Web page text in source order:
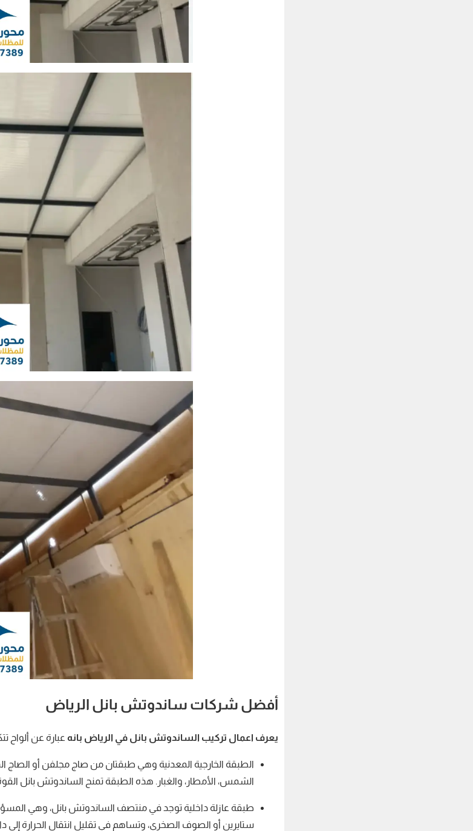
أفضل شركات ساندوتش بانل الرياض
يعرف اعمال تركيب الساندوتش بانل في الرياض بانه عبارة عن ألواح
الطبقة الخارجية المعدنية وهي طبقتان من صاج مجلفن أو الصاج
الشمس، الأمطار، والغبار. هذه الطبقة تمنح الساندوتش بانل
طبقة عازلة داخلية توجد في منتصف الساندوتش بانل، وهي
ستايرين أو الصوف الصخري، وتساهم في تقليل انتقال الحرارة